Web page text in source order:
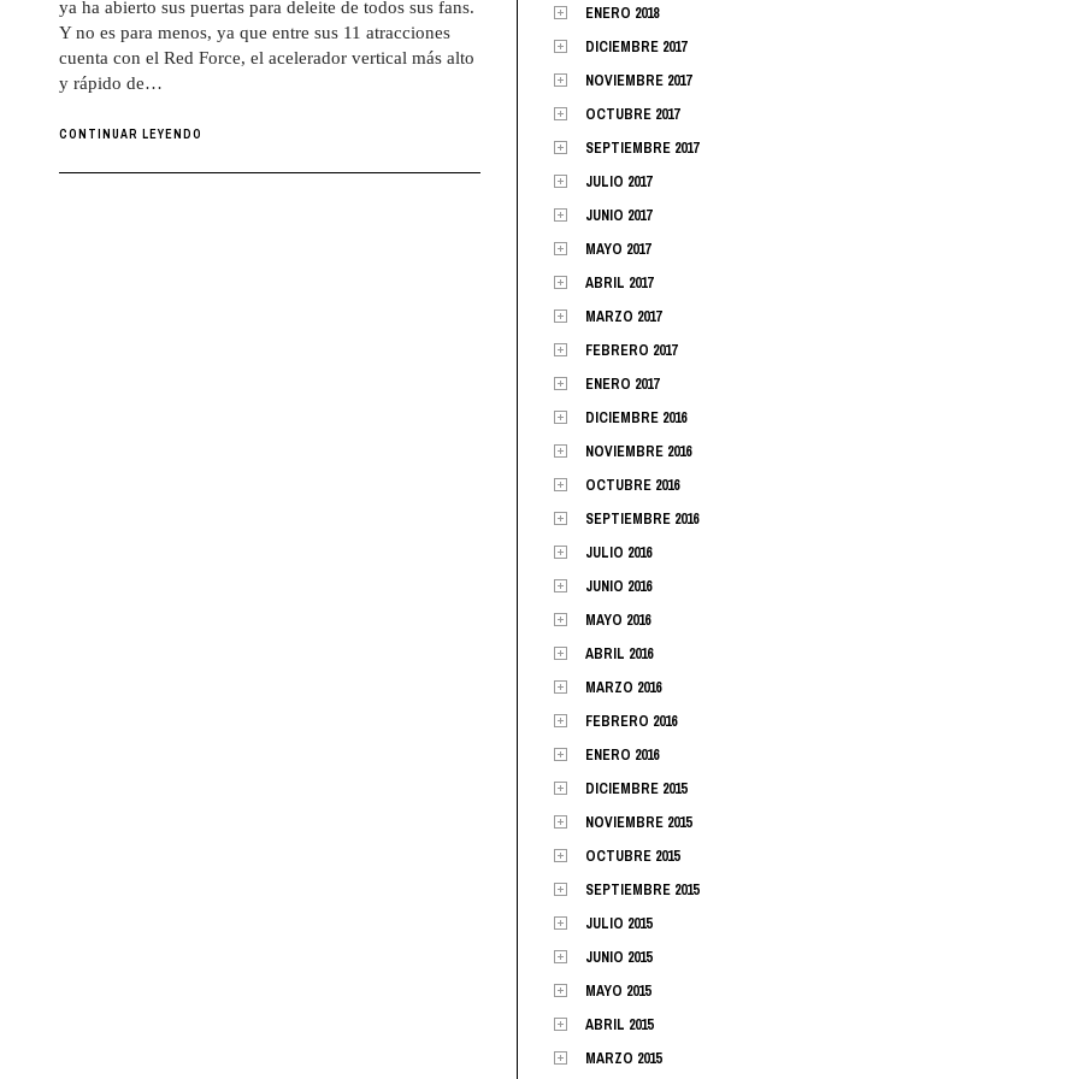
ya ha abierto sus puertas para deleite de todos sus fans.
Y no es para menos, ya que entre sus 11 atracciones
cuenta con el Red Force, el acelerador vertical más alto
y rápido de…
CONTINUAR LEYENDO
ENERO 2018
DICIEMBRE 2017
NOVIEMBRE 2017
OCTUBRE 2017
SEPTIEMBRE 2017
JULIO 2017
JUNIO 2017
MAYO 2017
ABRIL 2017
MARZO 2017
FEBRERO 2017
ENERO 2017
DICIEMBRE 2016
NOVIEMBRE 2016
OCTUBRE 2016
SEPTIEMBRE 2016
JULIO 2016
JUNIO 2016
MAYO 2016
ABRIL 2016
MARZO 2016
FEBRERO 2016
ENERO 2016
DICIEMBRE 2015
NOVIEMBRE 2015
OCTUBRE 2015
SEPTIEMBRE 2015
JULIO 2015
JUNIO 2015
MAYO 2015
ABRIL 2015
MARZO 2015